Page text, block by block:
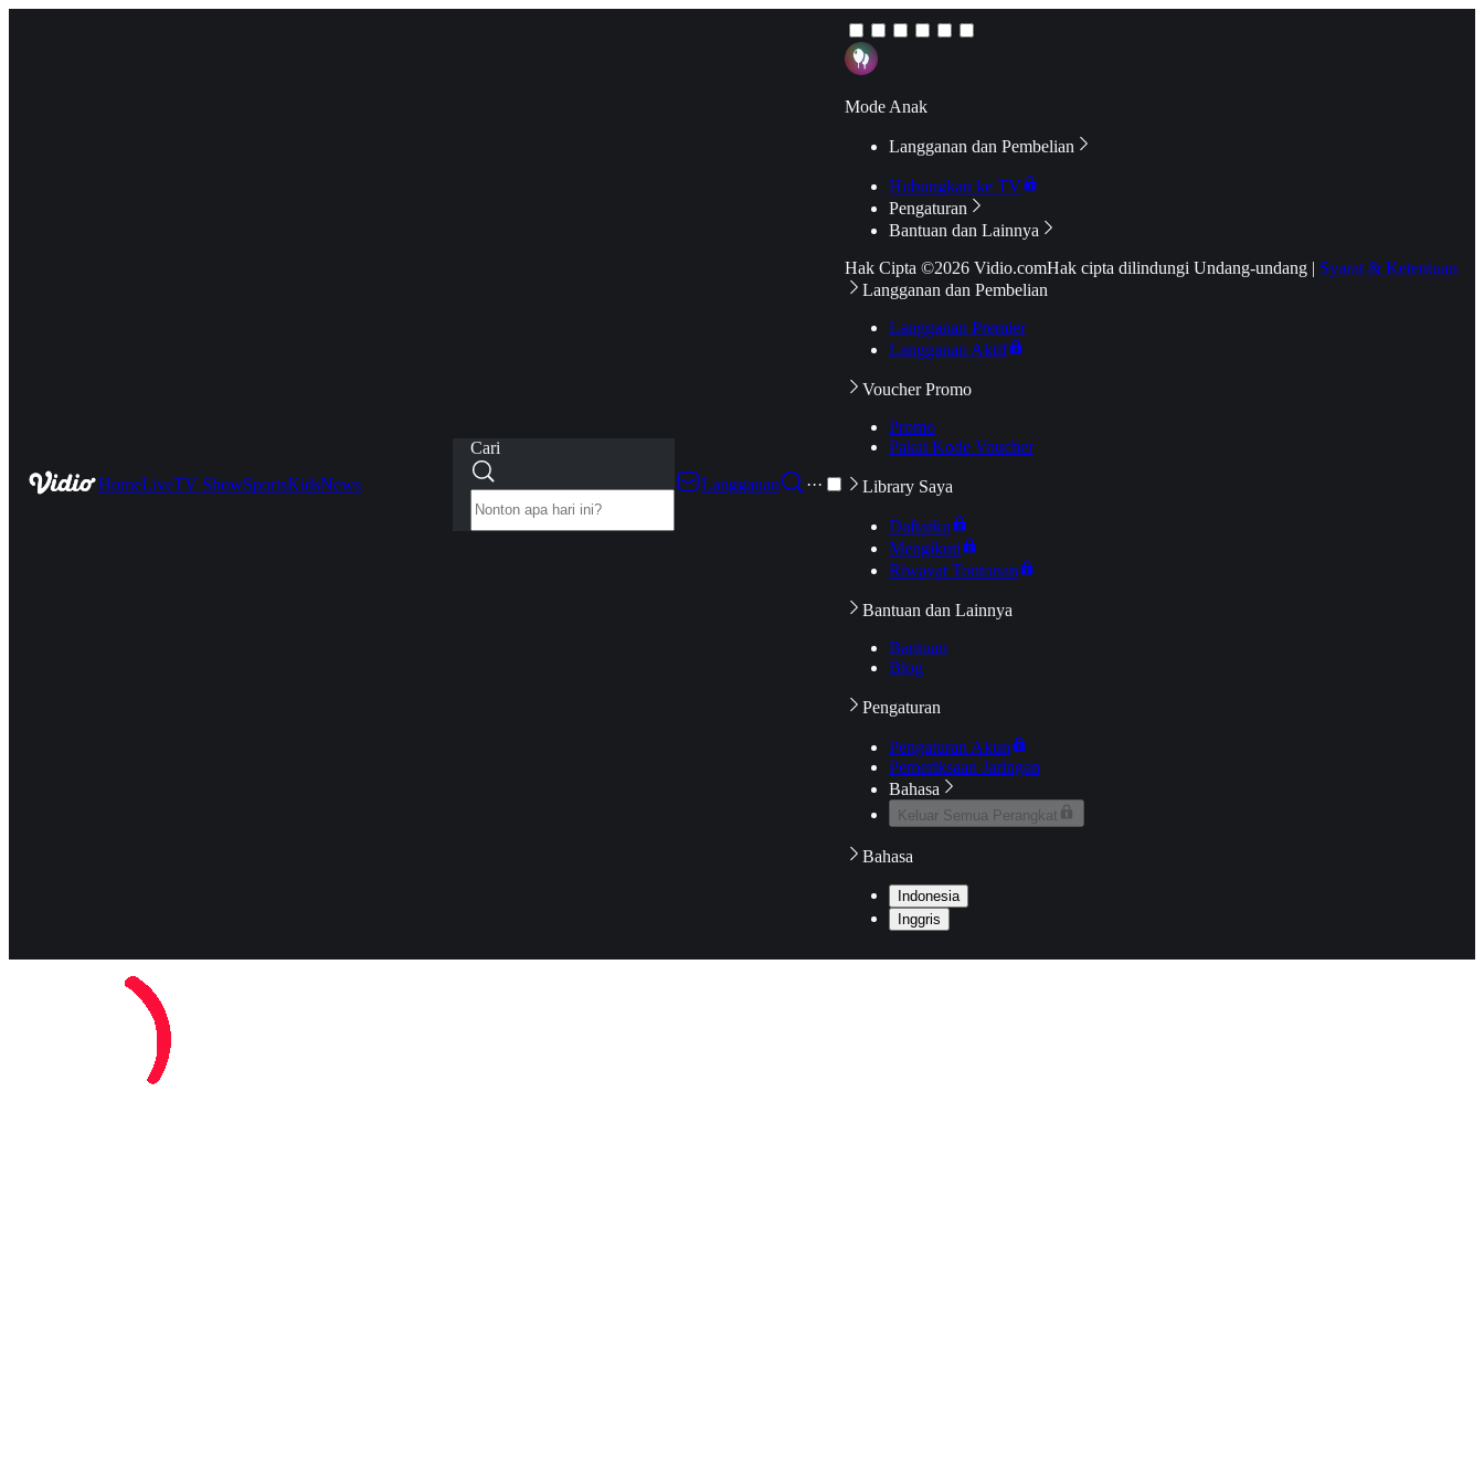
HomeLiveTV ShowSportsKidsNews
Cari
Langganan
···
Mode Anak
Langganan dan Pembelian
Hubungkan ke TV
Pengaturan
Bantuan dan Lainnya
Hak Cipta ©2026 Vidio.comHak cipta dilindungi Undang-undang | Syarat & Ketentuan
Langganan dan Pembelian
Langganan Premier
Langganan Aktif
Voucher Promo
Promo
Pakai Kode Voucher
Library Saya
Daftarku
Mengikuti
Riwayat Tontonan
Bantuan dan Lainnya
Bantuan
Blog
Pengaturan
Pengaturan Akun
Pemeriksaan Jaringan
Bahasa
Keluar Semua Perangkat
Bahasa
Indonesia
Inggris